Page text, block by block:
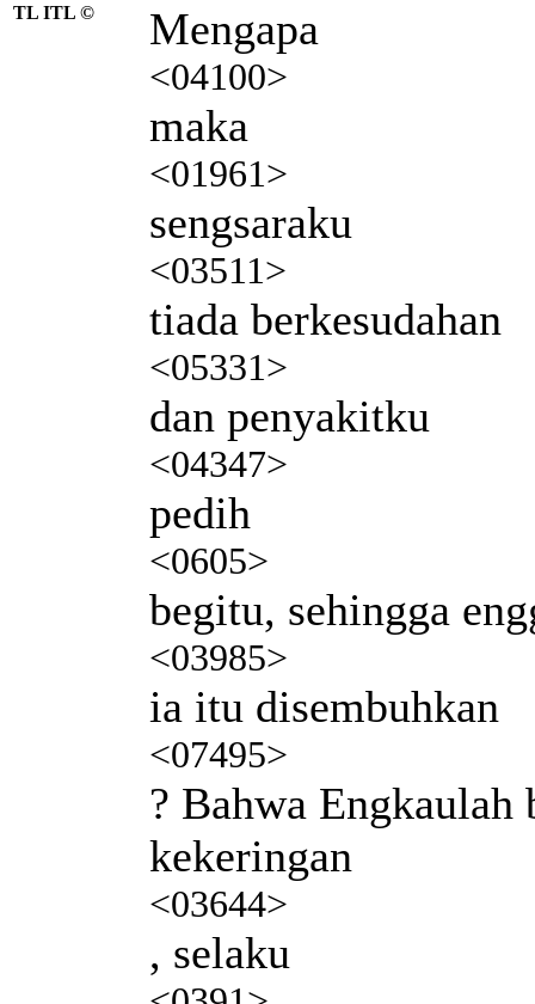
TL ITL © Mengapa
<04100>
maka
<01961>
sengsaraku
<03511>
tiada berkesudahan
<05331>
dan penyakitku
<04347>
pedih
<0605>
begitu, sehingga
<03985>
ia itu disembuhkan
<07495>
? Bahwa Engkaulah
kekeringan
<03644>
, selaku